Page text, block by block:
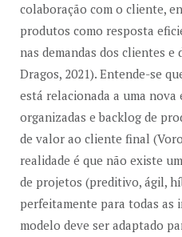
colaboração com o cliente,
produtos como resposta
nas demandas dos clientes
Dragos, 2021). Entende-se
está relacionada a uma
organizadas e backlog de
de valor ao cliente final
realidade é que não existe
de projetos (preditivo, ágil,
perfeitamente para todas as
modelo deve ser adaptado